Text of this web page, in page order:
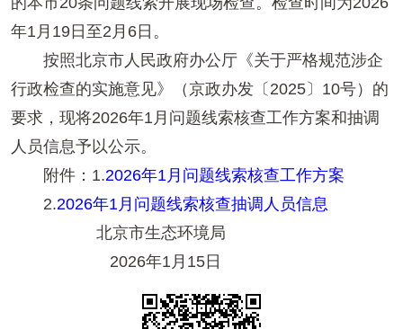
年1月19日至2月6日。
按照北京市人民政府办公厅《关于严格规范涉企
行政检查的实施意见》（京政办发〔2025〕10号）的
要求，现将2026年1月问题线索核查工作方案和抽调
人员信息予以公示。
附件：1.2026年1月问题线索核查工作方案
2.2026年1月问题线索核查抽调人员信息
北京市生态环境局
2026年1月15日